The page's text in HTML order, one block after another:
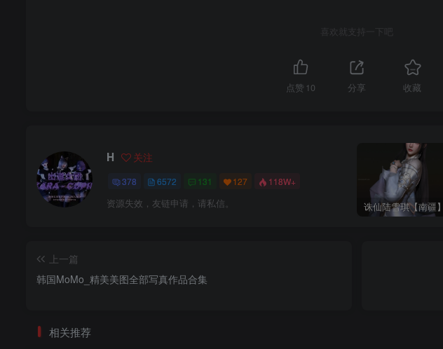
喜欢就支持一下吧
点赞 10 分享 收藏
H 关注
378 6572 131 127 118W+
资源失效，友链申请，请私信。
上一篇
韩国MoMo_精美美图全部写真作品合集
相关推荐